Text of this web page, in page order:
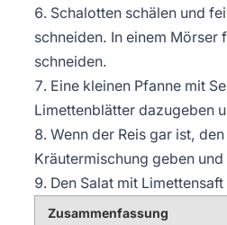
Schalotten schälen und
schneiden. In einem
schneiden.
Eine kleinen Pfanne mit
Limettenblätter dazugeben
Wenn der Reis gar ist,
Kräutermischung geben
Den Salat mit
Zusammenfassung